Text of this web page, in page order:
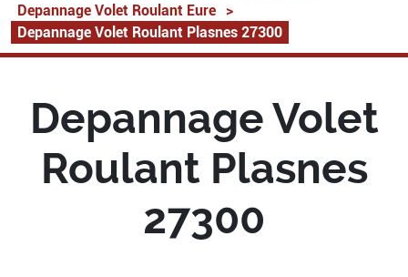
Depannage Volet Roulant Eure
>
Depannage Volet Roulant Plasnes 27300
Depannage Volet
Roulant Plasnes
27300